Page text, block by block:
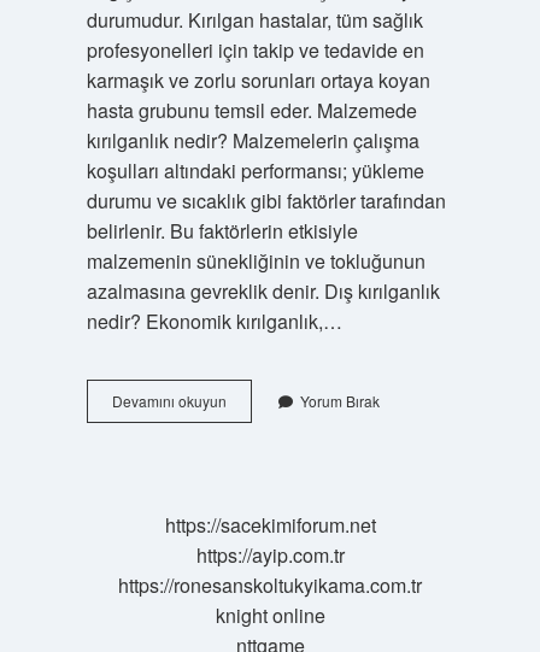
durumudur. Kırılgan hastalar, tüm sağlık
profesyonelleri için takip ve tedavide en
karmaşık ve zorlu sorunları ortaya koyan
hasta grubunu temsil eder. Malzemede
kırılganlık nedir? Malzemelerin çalışma
koşulları altındaki performansı; yükleme
durumu ve sıcaklık gibi faktörler tarafından
belirlenir. Bu faktörlerin etkisiyle
malzemenin sünekliğinin ve tokluğunun
azalmasına gevreklik denir. Dış kırılganlık
nedir? Ekonomik kırılganlık,…
Devamını okuyunKırılganlık
Türleri
Yorum Bırak
https://sacekimiforum.net
https://ayip.com.tr
https://ronesanskoltukyikama.com.tr
knight online
nttgame